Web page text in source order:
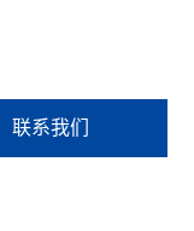
联系我们